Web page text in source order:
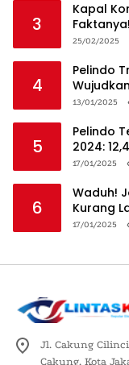
3
Kapal
Faktanya!
25/02/2025
4
Pelindo
Global
13/01/2025
5
Pelindo
2024:
Logistik
17/01/2025
6
Waduh!
Kurang
17/01/2025
Jl. Cakung
Cakung, Kota